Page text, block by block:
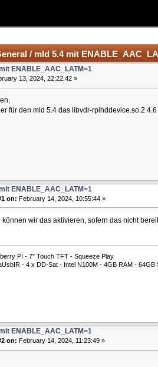
/ mld 5.4 mit
ENABLE_AAC_LATM=1
13, 2024, 22:22:42 »
für den mld 5.4 das libvdr-
ENABLE_AAC_LATM=1
on: February 14, 2024, 10:55:44 »
können wir das aktivieren, sofern das nicht
PI - 7" Touch TFT - Squeeze Play
- 4 x DD-Sat - Intel N100M - 4GB RAM - 64GB
ENABLE_AAC_LATM=1
on: February 14, 2024, 11:23:49 »